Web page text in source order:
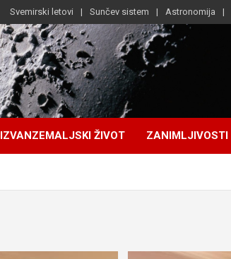
Svemirski letovi Sunčev sistem Astronomija
IZVANZEMALJSKI ŽIVOT ZANIMLJIVOSTI